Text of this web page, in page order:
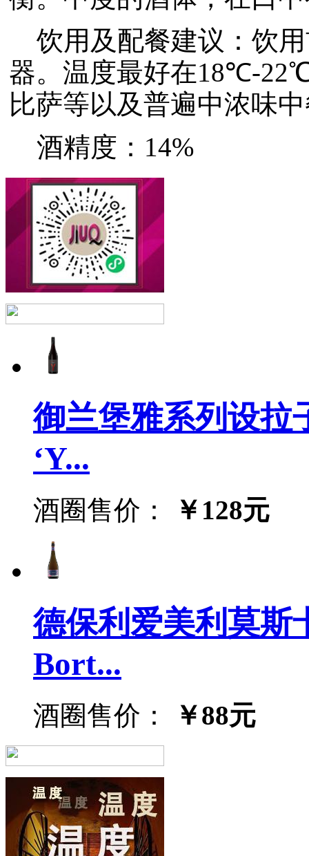
饮用及配餐建议：饮
器。温度最好在18℃-
比萨等以及普遍中浓味
酒精度：14%
御兰堡雅系列设拉
‘Y...
酒圈售价： ￥128元
德保利爱美利莫斯
Bort...
酒圈售价： ￥88元